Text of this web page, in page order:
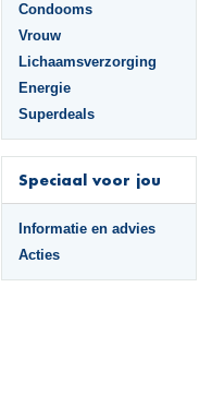
Condooms
Vrouw
Lichaamsverzorging
Energie
Superdeals
Speciaal voor jou
Informatie en advies
Acties